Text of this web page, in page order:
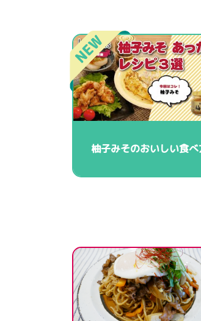
柚子みそのおいしい食べ